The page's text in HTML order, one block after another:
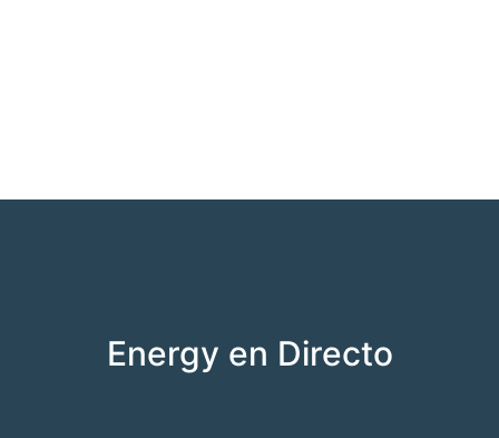
Energy en Directo